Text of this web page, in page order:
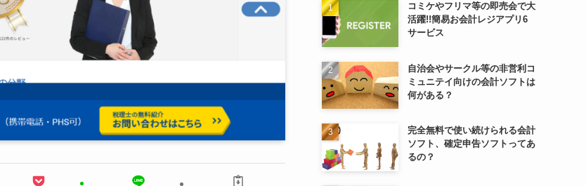
コミケやフリマ等の即売会で大
活躍!!簡易お会計レジアプリ6
サービス
自治会やサークル等の非営利コ
ミュニテイ向けの会計ソフトは
何がある？
完全無料で使い続けられる会計
ソフト、確定申告ソフトってあ
るの？